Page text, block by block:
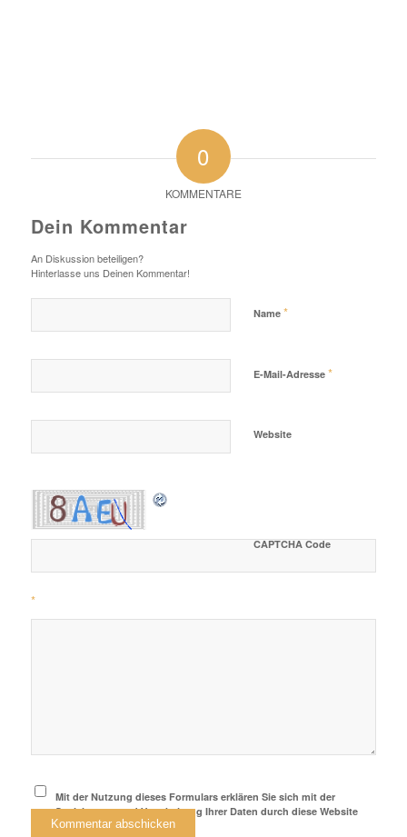
0
KOMMENTARE
Dein Kommentar
An Diskussion beteiligen?
Hinterlasse uns Deinen Kommentar!
Name *
E-Mail-Adresse *
Website
CAPTCHA Code
*
Mit der Nutzung dieses Formulars erklären Sie sich mit der
Speicherung und Verarbeitung Ihrer Daten durch diese Website
einverstanden.*